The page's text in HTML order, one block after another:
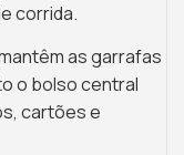
corrida.
as garrafas
o bolso central
cartões e